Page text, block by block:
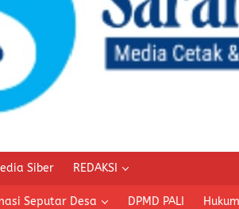
Siber REDAKSI
Seputar Desa DPMD PALI